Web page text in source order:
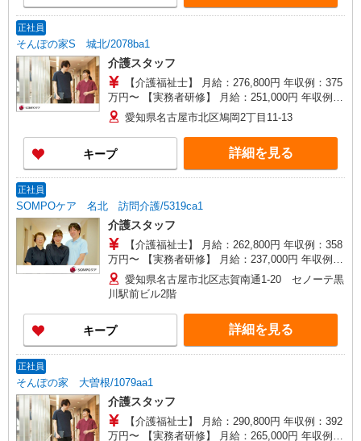
日曜祝日：時給1,865円〜 ◎身体介助、生活援助
正社員
そんぽの家S 城北/2078ba1
介護スタッフ
【介護福祉士】 月給：276,800円 年収例：375
万円〜 【実務者研修】 月給：251,000円 年収例：
341万円〜 【初任者研修】 月給：235,300円 年収
例：320万円〜 ※職務手当、働きがい向上手当、
日祝手当（月平均2回分）、夜勤手当（月平均5回
分）等、毎月平均的に支払われる手当を含みま
す。 ※介護福祉士のみ、特別職務手当も含む ◎残
与 基本給2.08ヶ月分/年支給
愛知県名古屋市北区鳩岡2丁目11-13
キープ 詳細を見る
正社員
SOMPOケア 名北 訪問介護/5319ca1
介護スタッフ
【介護福祉士】 月給：262,800円 年収例：358
万円〜 【実務者研修】 月給：237,000円 年収例：
325万円〜 【初任者研修】 月給：221,300円 年収
例：304万円〜 ※職務手当、働きがい向上手当、
日祝手当（月平均2回分）等、毎月平均的に支払わ
れる手当を含みます。 ※介護福祉士のみ、特別職
務手当も含む ■深夜勤手当別途支給：4,000円/回
◎残業時は別途時間外手当支給（超過1分〜） ◎
愛知県名古屋市北区志賀南通1-20 セノーテ黒
川駅前ビル2階
キープ 詳細を見る
正社員
そんぽの家 大曽根/1079aa1
介護スタッフ
【介護福祉士】 月給：290,800円 年収例：392
万円〜 【実務者研修】 月給：265,000円 年収例：